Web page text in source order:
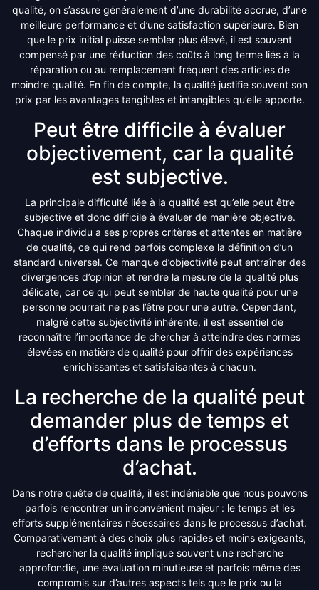
qualité, on s’assure généralement d’une durabilité accrue, d’une
meilleure performance et d’une satisfaction supérieure. Bien
que le prix initial puisse sembler plus élevé, il est souvent
compensé par une réduction des coûts à long terme liés à la
réparation ou au remplacement fréquent des articles de
moindre qualité. En fin de compte, la qualité justifie souvent son
prix par les avantages tangibles et intangibles qu’elle apporte.
Peut être difficile à évaluer
objectivement, car la qualité
est subjective.
La principale difficulté liée à la qualité est qu’elle peut être
subjective et donc difficile à évaluer de manière objective.
Chaque individu a ses propres critères et attentes en matière
de qualité, ce qui rend parfois complexe la définition d’un
standard universel. Ce manque d’objectivité peut entraîner des
divergences d’opinion et rendre la mesure de la qualité plus
délicate, car ce qui peut sembler de haute qualité pour une
personne pourrait ne pas l’être pour une autre. Cependant,
malgré cette subjectivité inhérente, il est essentiel de
reconnaître l’importance de chercher à atteindre des normes
élevées en matière de qualité pour offrir des expériences
enrichissantes et satisfaisantes à chacun.
La recherche de la qualité peut
demander plus de temps et
d’efforts dans le processus
d’achat.
Dans notre quête de qualité, il est indéniable que nous pouvons
parfois rencontrer un inconvénient majeur : le temps et les
efforts supplémentaires nécessaires dans le processus d’achat.
Comparativement à des choix plus rapides et moins exigeants,
rechercher la qualité implique souvent une recherche
approfondie, une évaluation minutieuse et parfois même des
compromis sur d’autres aspects tels que le prix ou la